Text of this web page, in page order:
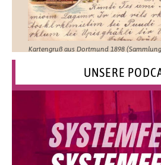
Kartengruß aus Dortmund 1898
UNSERE